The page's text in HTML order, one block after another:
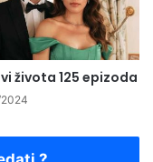
života 125 epizoda